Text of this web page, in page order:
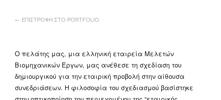
← ΕΠΙΣΤΡΟΦΗ ΣΤΟ PORTFOLIO
Ο πελάτης μας, μια ελληνική εταιρεία Μελετών
Βιομηχανικών Έργων, μας ανέθεσε τη σχεδίαση του
δημιουργικού για την εταιρική προβολή στην αίθουσα
συνεδριάσεων. Η φιλοσοφία του σχεδιασμού βασίστηκε